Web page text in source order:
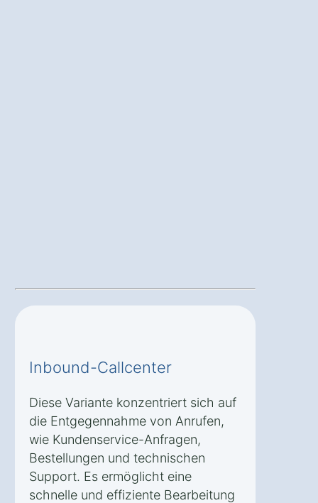
Inbound-Callcenter
Diese Variante konzentriert sich auf
die Entgegennahme von Anrufen,
wie Kundenservice-Anfragen,
Bestellungen und technischen
Support. Es ermöglicht eine
schnelle und effiziente Bearbeitung